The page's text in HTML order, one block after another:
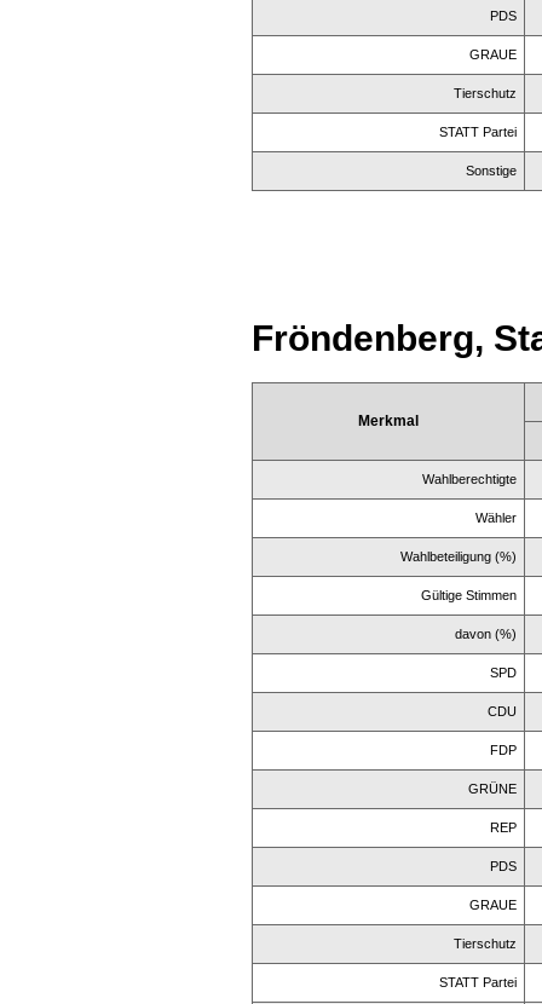
PDS
GRAUE
Tierschutz
STATT Partei
Sonstige
Fröndenberg,
Merkmal
Wahlberechtigte
Wähler
Wahlbeteiligung (%)
Gültige Stimmen
davon (%)
SPD
CDU
FDP
GRÜNE
REP
PDS
GRAUE
Tierschutz
STATT Partei